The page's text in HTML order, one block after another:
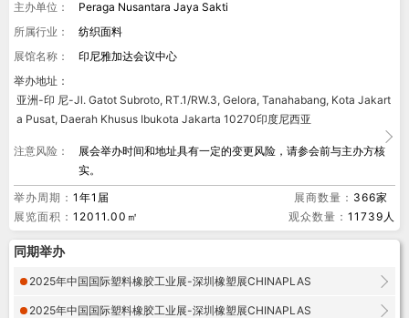
主办单位：
Peraga Nusantara Jaya Sakti
所属行业：
纺织面料
展馆名称：
印尼雅加达会议中心
举办地址：
亚洲-印 尼-Jl. Gatot Subroto, RT.1/RW.3, Gelora, Tanahabang, Kota Jakart
a Pusat, Daerah Khusus Ibukota Jakarta 10270印度尼西亚
注意风险：
展会举办时间和地址具有一定的变更风险，请参会前与主办方核
实。
举办周期： 1年1届 展商数量： 366家
展览面积： 12011.00㎡ 观众数量： 11739人
同期举办
2025年中国国际塑料橡胶工业展-深圳橡塑展CHINAPLAS
2025年中国国际塑料橡胶工业展-深圳橡塑展CHINAPLAS